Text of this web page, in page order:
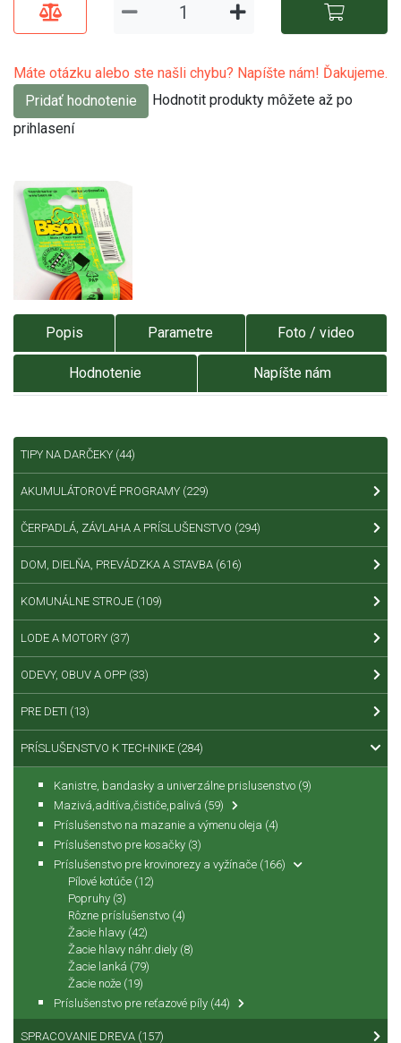
Máte otázku alebo ste našli chybu? Napíšte nám! Ďakujeme.
Pridať hodnotenie
Hodnotit produkty môžete až po
prihlasení
Popis Parametre Foto / video
Hodnotenie Napíšte nám
TIPY NA DARČEKY (44)
AKUMULÁTOROVÉ PROGRAMY (229)
ČERPADLÁ, ZÁVLAHA A PRÍSLUŠENSTVO (294)
DOM, DIELŇA, PREVÁDZKA A STAVBA (616)
KOMUNÁLNE STROJE (109)
LODE A MOTORY (37)
ODEVY, OBUV A OPP (33)
PRE DETI (13)
PRÍSLUŠENSTVO K TECHNIKE (284)
Kanistre, bandasky a univerzálne prislusenstvo (9)
Mazivá,aditíva,čističe,palivá (59)
Príslušenstvo na mazanie a výmenu oleja (4)
Príslušenstvo pre kosačky (3)
Príslušenstvo pre krovinorezy a vyžínače (166)
Pílové kotúče (12)
Popruhy (3)
Rôzne príslušenstvo (4)
Žacie hlavy (42)
Žacie hlavy náhr.diely (8)
Žacie lanká (79)
Žacie nože (19)
Príslušenstvo pre reťazové píly (44)
SPRACOVANIE DREVA (157)